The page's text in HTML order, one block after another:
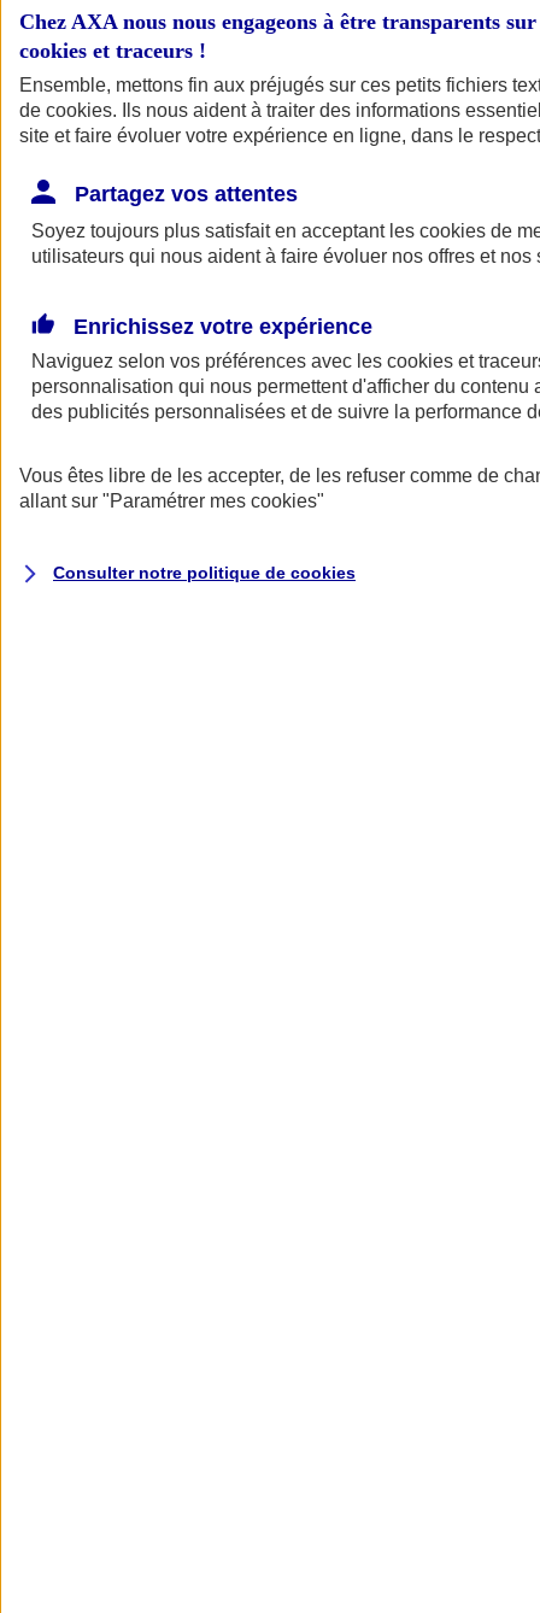
Mes démarches
Nos contrats responsabilité
civile
Votre responsabilité et/ou celle de votre entreprise peuvent être
engagées à tout moment , litige avec un salarié, accident affectant un
tiers... Vous protéger dans ces situations, c'est le but de nos contrats
responsabilité civile pro.
Être accompagné par un
Chez AXA nous nous engageons à être transparents
cookies et traceurs !
Ensemble, mettons fin aux préjugés sur ces petits fichiers
de cookies. Ils nous aident à traiter des informations
site et faire évoluer votre expérience en ligne, dans le
Partagez vos attentes
Soyez toujours plus satisfait en acceptant les cookies de
utilisateurs qui nous aident à faire évoluer nos offres et nos
Enrichissez votre expérience
Naviguez selon vos préférences avec les cookies et
personnalisation qui nous permettent d'afficher du contenu
des publicités personnalisées et de suivre la performance
Vous êtes libre de les accepter, de les refuser comme de
allant sur "Paramétrer mes cookies"
Consulter notre politique de cookies